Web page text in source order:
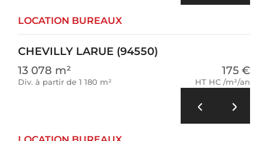
LOCATION BUREAUX
CHEVILLY LARUE (94550)
13 078 m²
Div. à partir de 1 180 m²
175 €
HT HC /m²/an